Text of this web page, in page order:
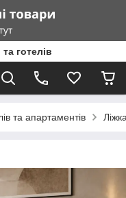
готелів
та апартаментів